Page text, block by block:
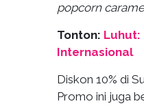
popcorn
Tonton: Luhut:
Internasional
Diskon 10% di
Promo ini juga